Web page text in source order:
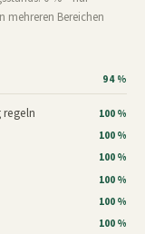
mehreren Bereichen
94 %
regeln 100 %
100 %
100 %
100 %
100 %
100 %